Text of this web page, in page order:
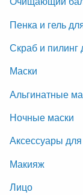
Пенка и гель
Скраб и пилинг
Маски
Альгинатные
Ночные маски
Аксессуары
Макияж
Лицо